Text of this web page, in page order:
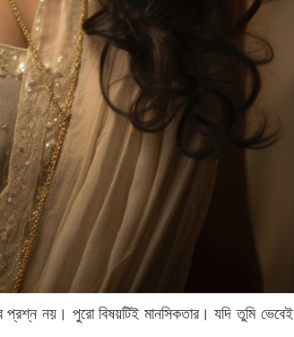
প্রশ্ন নয়। পুরো বিষয়টিই মানসিকতার। যদি তুমি ভেবেই